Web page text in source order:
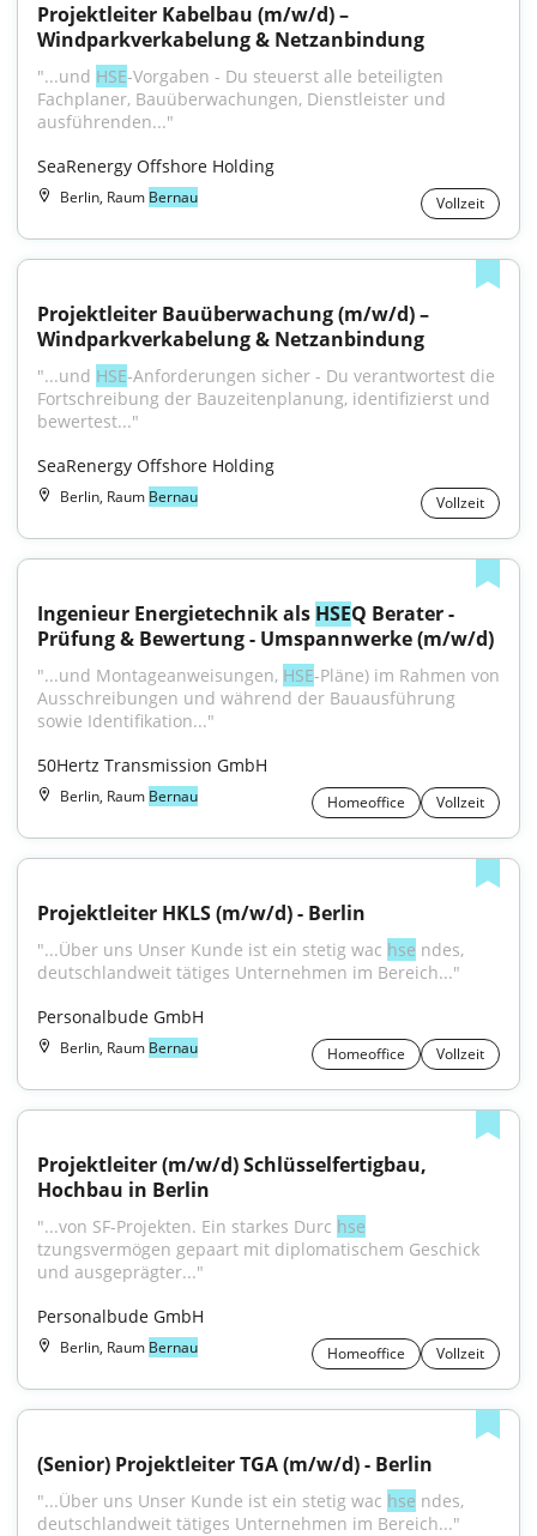
Projektleiter Kabelbau (m/w/d) –
Windparkverkabelung & Netzanbindung
"...und HSE-Vorgaben - Du steuerst alle beteiligten
Fachplaner, Bauüberwachungen, Dienstleister und
ausführenden..."
SeaRenergy Offshore Holding
Berlin, Raum Bernau Vollzeit
Projektleiter Bauüberwachung (m/w/d) –
Windparkverkabelung & Netzanbindung
"...und HSE-Anforderungen sicher - Du verantwortest die
Fortschreibung der Bauzeitenplanung, identifizierst und
bewertest..."
SeaRenergy Offshore Holding
Berlin, Raum Bernau Vollzeit
Ingenieur Energietechnik als HSEQ Berater -
Prüfung & Bewertung - Umspannwerke (m/w/d)
"...und Montageanweisungen, HSE-Pläne) im Rahmen von
Ausschreibungen und während der Bauausführung
sowie Identifikation..."
50Hertz Transmission GmbH
Berlin, Raum Bernau Homeoffice Vollzeit
Projektleiter HKLS (m/w/d) - Berlin
"...Über uns Unser Kunde ist ein stetig wac hse ndes,
deutschlandweit tätiges Unternehmen im Bereich..."
Personalbude GmbH
Berlin, Raum Bernau Homeoffice Vollzeit
Projektleiter (m/w/d) Schlüsselfertigbau,
Hochbau in Berlin
"...von SF-Projekten. Ein starkes Durc hse
tzungsvermögen gepaart mit diplomatischem Geschick
und ausgeprägter..."
Personalbude GmbH
Berlin, Raum Bernau Homeoffice Vollzeit
(Senior) Projektleiter TGA (m/w/d) - Berlin
"...Über uns Unser Kunde ist ein stetig wac hse ndes,
deutschlandweit tätiges Unternehmen im Bereich..."